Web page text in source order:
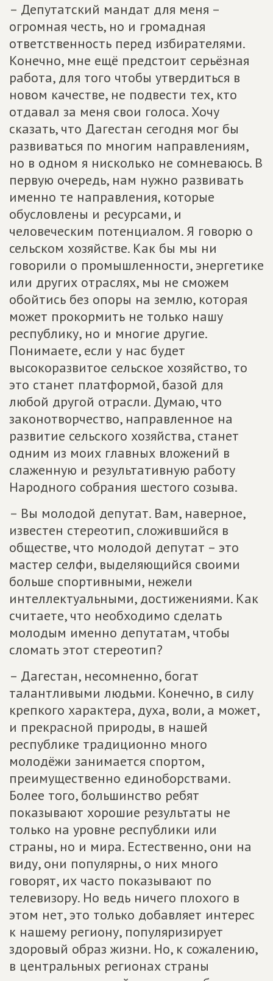
– Депутатский мандат для меня –
огромная честь, но и громадная
ответственность перед избирателями.
Конечно, мне ещё предстоит серьёзная
работа, для того чтобы утвердиться в
новом качестве, не подвести тех, кто
отдавал за меня свои голоса. Хочу
сказать, что Дагестан сегодня мог бы
развиваться по многим направлениям,
но в одном я нисколько не сомневаюсь. В
первую очередь, нам нужно развивать
именно те направления, которые
обусловлены и ресурсами, и
человеческим потенциалом. Я говорю о
сельском хозяйстве. Как бы мы ни
говорили о промышленности, энергетике
или других отраслях, мы не сможем
обойтись без опоры на землю, которая
может прокормить не только нашу
республику, но и многие другие.
Понимаете, если у нас будет
высокоразвитое сельское хозяйство, то
это станет платформой, базой для
любой другой отрасли. Думаю, что
законотворчество, направленное на
развитие сельского хозяйства, станет
одним из моих главных вложений в
слаженную и результативную работу
Народного собрания шестого созыва.
– Вы молодой депутат. Вам, наверное,
известен стереотип, сложившийся в
обществе, что молодой депутат – это
мастер селфи, выделяющийся своими
больше спортивными, нежели
интеллектуальными, достижениями. Как
считаете, что необходимо сделать
молодым именно депутатам, чтобы
сломать этот стереотип?
– Дагестан, несомненно, богат
талантливыми людьми. Конечно, в силу
крепкого характера, духа, воли, а может,
и прекрасной природы, в нашей
республике традиционно много
молодёжи занимается спортом,
преимущественно единоборствами.
Более того, большинство ребят
показывают хорошие результаты не
только на уровне республики или
страны, но и мира. Естественно, они на
виду, они популярны, о них много
говорят, их часто показывают по
телевизору. Но ведь ничего плохого в
этом нет, это только добавляет интерес
к нашему региону, популяризирует
здоровый образ жизни. Но, к сожалению,
в центральных регионах страны